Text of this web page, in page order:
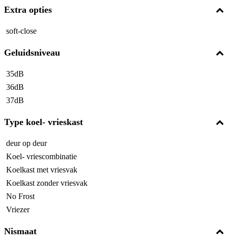
Extra opties
soft-close
Geluidsniveau
35dB
36dB
37dB
Type koel- vrieskast
deur op deur
Koel- vriescombinatie
Koelkast met vriesvak
Koelkast zonder vriesvak
No Frost
Vriezer
Nismaat